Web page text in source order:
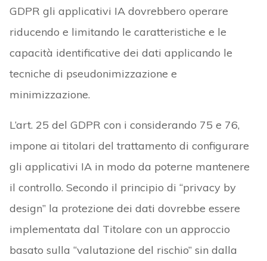
GDPR gli applicativi IA dovrebbero operare
riducendo e limitando le caratteristiche e le
capacità identificative dei dati applicando le
tecniche di pseudonimizzazione e
minimizzazione.
L’art. 25 del GDPR con i considerando 75 e 76,
impone ai titolari del trattamento di configurare
gli applicativi IA in modo da poterne mantenere
il controllo. Secondo il principio di “privacy by
design” la protezione dei dati dovrebbe essere
implementata dal Titolare con un approccio
basato sulla “valutazione del rischio” sin dalla